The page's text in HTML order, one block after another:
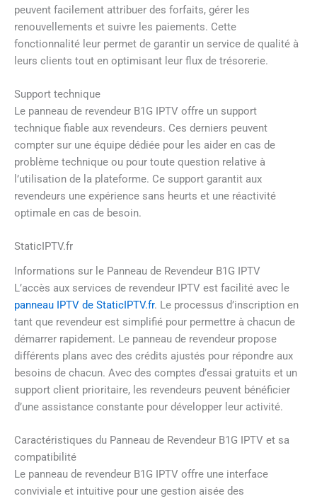
peuvent facilement attribuer des forfaits, gérer les
renouvellements et suivre les paiements. Cette
fonctionnalité leur permet de garantir un service de qualité à
leurs clients tout en optimisant leur flux de trésorerie.
Support technique
Le panneau de revendeur B1G IPTV offre un support
technique fiable aux revendeurs. Ces derniers peuvent
compter sur une équipe dédiée pour les aider en cas de
problème technique ou pour toute question relative à
l’utilisation de la plateforme. Ce support garantit aux
revendeurs une expérience sans heurts et une réactivité
optimale en cas de besoin.
StaticIPTV.fr
Informations sur le Panneau de Revendeur B1G IPTV
L’accès aux services de revendeur IPTV est facilité avec le
panneau IPTV de StaticIPTV.fr. Le processus d’inscription en
tant que revendeur est simplifié pour permettre à chacun de
démarrer rapidement. Le panneau de revendeur propose
différents plans avec des crédits ajustés pour répondre aux
besoins de chacun. Avec des comptes d’essai gratuits et un
support client prioritaire, les revendeurs peuvent bénéficier
d’une assistance constante pour développer leur activité.
Caractéristiques du Panneau de Revendeur B1G IPTV et sa
compatibilité
Le panneau de revendeur B1G IPTV offre une interface
conviviale et intuitive pour une gestion aisée des